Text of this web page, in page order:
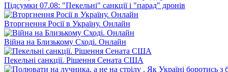
Підсумки 07.08: "Пекельні" санкції і "парад" дронів
Вторгнення Росії в Україну. Онлайн
Війна на Близькому Сході. Онлайн
Пекельні санкції. Рішення Сената США